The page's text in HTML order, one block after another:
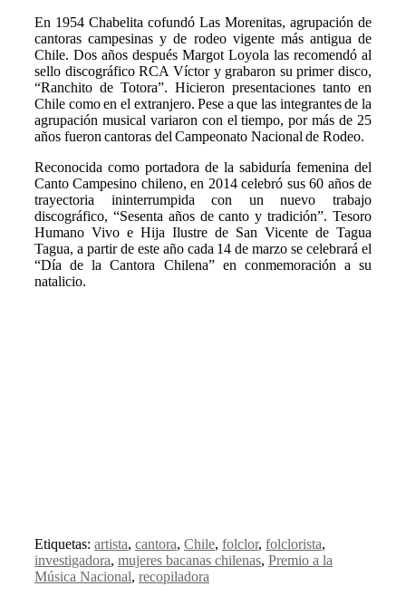
En 1954 Chabelita cofundó Las Morenitas, agrupación de
cantoras campesinas y de rodeo vigente más antigua de
Chile. Dos años después Margot Loyola las recomendó al
sello discográfico RCA Víctor y grabaron su primer disco,
“Ranchito de Totora”. Hicieron presentaciones tanto en
Chile como en el extranjero. Pese a que las integrantes de la
agrupación musical variaron con el tiempo, por más de 25
años fueron cantoras del Campeonato Nacional de Rodeo.
Reconocida como portadora de la sabiduría femenina del
Canto Campesino chileno, en 2014 celebró sus 60 años de
trayectoria ininterrumpida con un nuevo trabajo
discográfico, “Sesenta años de canto y tradición”. Tesoro
Humano Vivo e Hija Ilustre de San Vicente de Tagua
Tagua, a partir de este año cada 14 de marzo se celebrará el
“Día de la Cantora Chilena” en conmemoración a su
natalicio.
Etiquetas: artista, cantora, Chile, folclor, folclorista,
investigadora, mujeres bacanas chilenas, Premio a la
Música Nacional, recopiladora